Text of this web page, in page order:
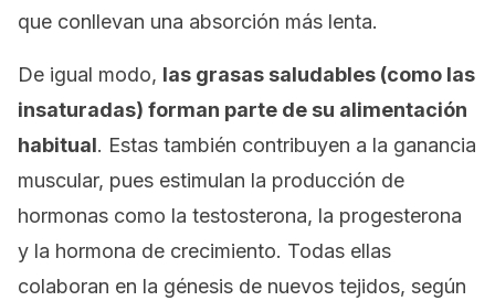
que conllevan una absorción más lenta.
De igual modo, las grasas saludables (como las
insaturadas) forman parte de su alimentación
habitual. Estas también contribuyen a la ganancia
muscular, pues estimulan la producción de
hormonas como la testosterona, la progesterona
y la hormona de crecimiento. Todas ellas
colaboran en la génesis de nuevos tejidos, según